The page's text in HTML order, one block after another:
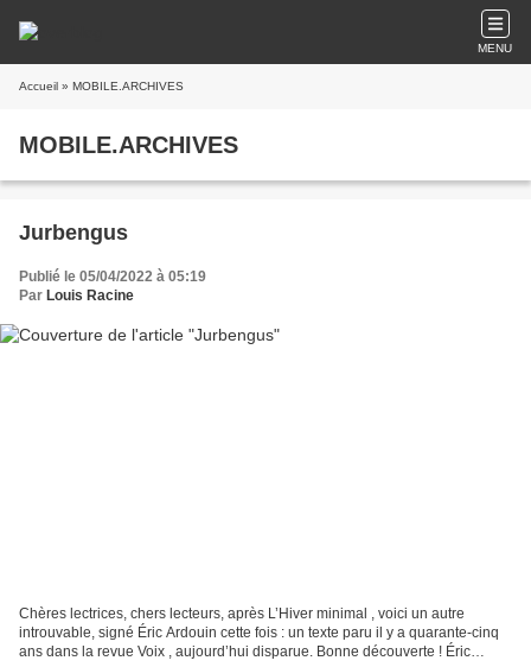
MENU
Accueil » MOBILE.ARCHIVES
MOBILE.ARCHIVES
Jurbengus
Publié le 05/04/2022 à 05:19
Par Louis Racine
Chères lectrices, chers lecteurs, après L’Hiver minimal , voici un autre
introuvable, signé Éric Ardouin cette fois : un texte paru il y a quarante-cinq
ans dans la revue Voix , aujourd’hui disparue. Bonne découverte ! Éric